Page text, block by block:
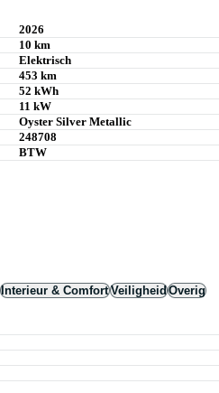
2026
10 km
Elektrisch
453 km
52 kWh
11 kW
Oyster Silver Metallic
248708
BTW
Interieur & ComfortVeiligheidOverig